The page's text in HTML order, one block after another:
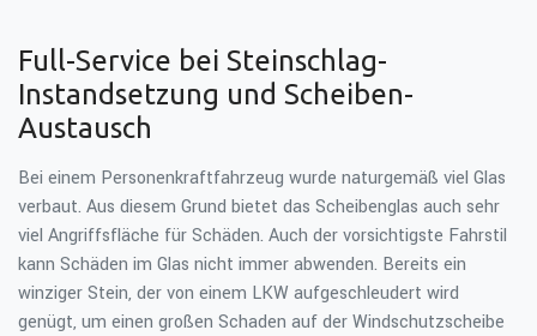
Full-Service bei Steinschlag-
Instandsetzung und Scheiben-
Austausch
Bei einem Personenkraftfahrzeug wurde naturgemäß viel Glas
verbaut. Aus diesem Grund bietet das Scheibenglas auch sehr
viel Angriffsfläche für Schäden. Auch der vorsichtigste Fahrstil
kann Schäden im Glas nicht immer abwenden. Bereits ein
winziger Stein, der von einem LKW aufgeschleudert wird
genügt, um einen großen Schaden auf der Windschutzscheibe